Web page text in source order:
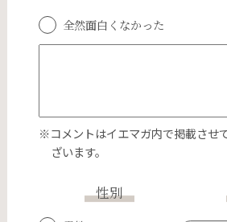
全然面白くなかった
※コメントはイエマガ内で掲載させ
ざいます。
性別